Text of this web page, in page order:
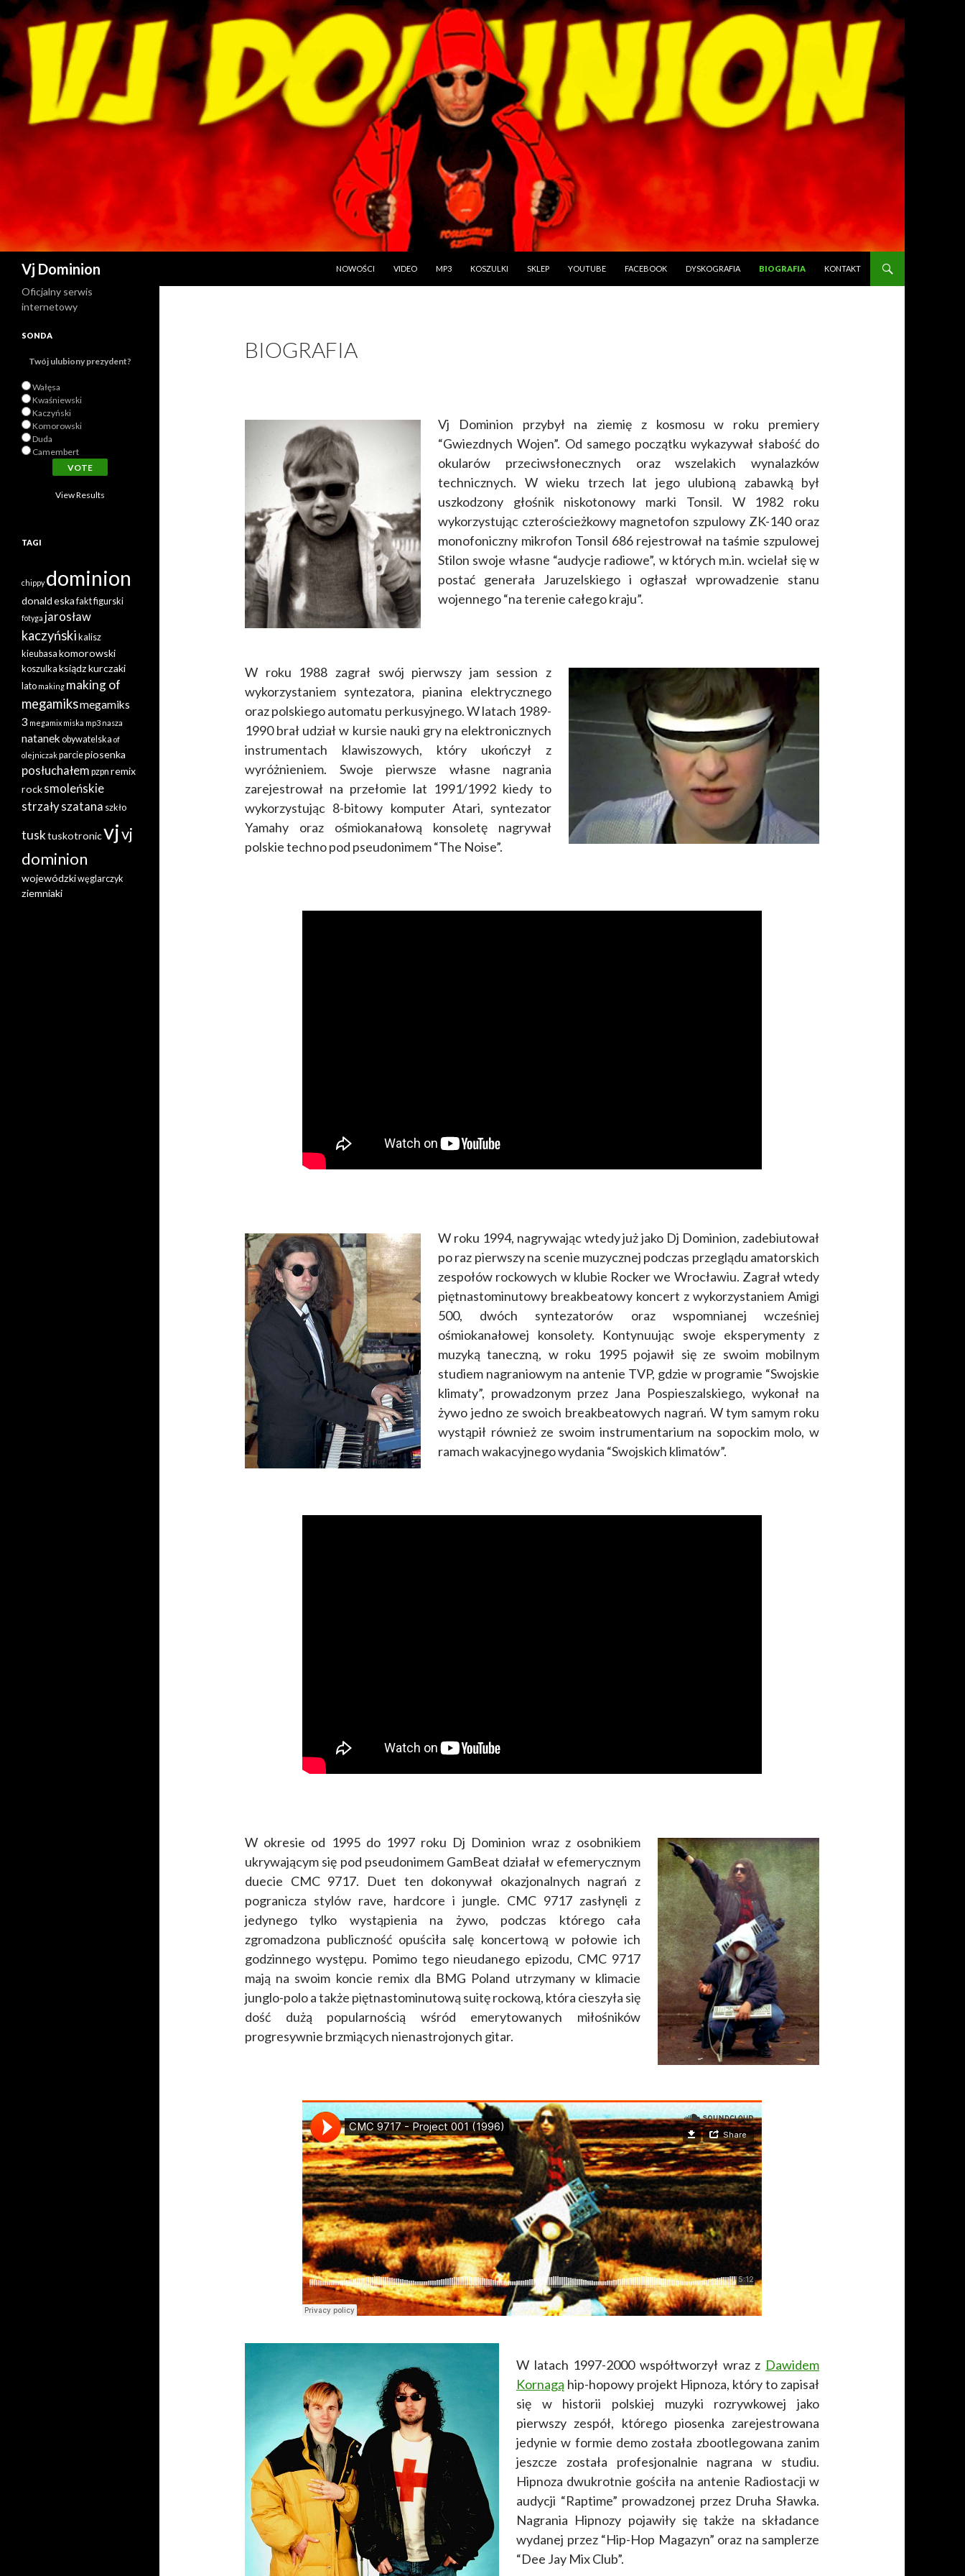
Vj Dominion
Szukaj
NOWOŚCI
VIDEO MP3 KOSZULKI SKLEP YOUTUBE FACEBOOK DYSKOGRAFIA BIOGRAFIA KONTAKT
BIOGRAFIA
Vj Dominion przybył na ziemię z kosmosu w roku premiery
“Gwiezdnych Wojen”. Od samego początku wykazywał słabość do
okularów przeciwsłonecznych oraz wszelakich wynalazków
technicznych. W wieku trzech lat jego ulubioną zabawką był
uszkodzony głośnik niskotonowy marki Tonsil. W 1982 roku
wykorzystując czterościeżkowy magnetofon szpulowy ZK-140 oraz
monofoniczny mikrofon Tonsil 686 rejestrował na taśmie szpulowej
Stilon swoje własne “audycje radiowe”, w których m.in. wcielał się w
postać generała Jaruzelskiego i ogłaszał wprowadzenie stanu
wojennego “na terenie całego kraju”.
W roku 1988 zagrał swój pierwszy jam session z
wykorzystaniem syntezatora, pianina elektrycznego
oraz polskiego automatu perkusyjnego. W latach 1989-
1990 brał udział w kursie nauki gry na elektronicznych
instrumentach klawiszowych, który ukończył z
wyróżnieniem. Swoje pierwsze własne nagrania
zarejestrował na przełomie lat 1991/1992 kiedy to
wykorzystując 8-bitowy komputer Atari, syntezator
Yamahy oraz ośmiokanałową konsoletę nagrywał
polskie techno pod pseudonimem “The Noise”.
W roku 1994, nagrywając wtedy już jako Dj Dominion, zadebiutował
po raz pierwszy na scenie muzycznej podczas przeglądu amatorskich
zespołów rockowych w klubie Rocker we Wrocławiu. Zagrał wtedy
piętnastominutowy breakbeatowy koncert z wykorzystaniem Amigi
500, dwóch syntezatorów oraz wspomnianej wcześniej
ośmiokanałowej konsolety. Kontynuując swoje eksperymenty z
muzyką taneczną, w roku 1995 pojawił się ze swoim mobilnym
studiem nagraniowym na antenie TVP, gdzie w programie “Swojskie
klimaty”, prowadzonym przez Jana Pospieszalskiego, wykonał na
żywo jedno ze swoich breakbeatowych nagrań. W tym samym roku
wystąpił również ze swoim instrumentarium na sopockim molo, w
ramach wakacyjnego wydania “Swojskich klimatów”.
W okresie od 1995 do 1997 roku Dj Dominion wraz z osobnikiem
ukrywającym się pod pseudonimem GamBeat działał w efemerycznym
duecie CMC 9717. Duet ten dokonywał okazjonalnych nagrań z
pogranicza stylów rave, hardcore i jungle. CMC 9717 zasłynęli z
jedynego tylko wystąpienia na żywo, podczas którego cała
zgromadzona publiczność opuściła salę koncertową w połowie ich
godzinnego występu. Pomimo tego nieudanego epizodu, CMC 9717
mają na swoim koncie remix dla BMG Poland utrzymany w klimacie
junglo-polo a także piętnastominutową suitę rockową, która cieszyła się
dość dużą popularnością wśród emerytowanych miłośników
progresywnie brzmiących nienastrojonych gitar.
W latach 1997-2000 współtworzył wraz z Dawidem
Kornagą hip-hopowy projekt Hipnoza, który to zapisał
się w historii polskiej muzyki rozrywkowej jako
pierwszy zespół, którego piosenka zarejestrowana
jedynie w formie demo została zbootlegowana zanim
jeszcze została profesjonalnie nagrana w studiu.
Hipnoza dwukrotnie gościła na antenie Radiostacji w
audycji “Raptime” prowadzonej przez Druha Sławka.
Nagrania Hipnozy pojawiły się także na składance
wydanej przez “Hip-Hop Magazyn” oraz na samplerze
“Dee Jay Mix Club”.
Oficjalny serwis
internetowy
SONDA
Twój ulubiony prezydent?
Wałęsa
Kwaśniewski
Kaczyński
Komorowski
Duda
Camembert
View Results
TAGI
chippy dominion
donaldeska faktfigurski
fotyga jarosław
kaczyński kalisz
kieubasa komorowski
koszulka ksiądzkurczaki
lato making making of
megamiksmegamiks
3 megamix miska mp3 nasza
natanek obywatelska of
olejniczakparciepiosenka
posłuchałem pzpn remix
rocksmoleńskie
strzałyszatana szkło
tusktuskotronicvjvj
dominion
wojewódzkiwęglarczyk
ziemniaki